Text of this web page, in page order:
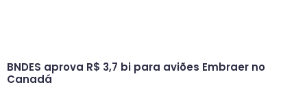
BNDES aprova R$ 3,7 bi para aviões Embraer no
Canadá